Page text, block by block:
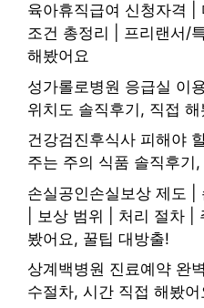
육아휴직급여 신청자격 |
조건 총정리 | 프리랜서/
해봤어요
성가롤로병원 응급실 이
위치도 솔직후기, 직접 해
건강검진후식사 피해야
주는 주의 식품 솔직후기
손실공인손실보상 제도 |
| 보상 범위 | 처리 절차 |
봤어요, 꿀팁 대방출!
상계백병원 진료예약 완
수절차, 시간 직접 해봤어